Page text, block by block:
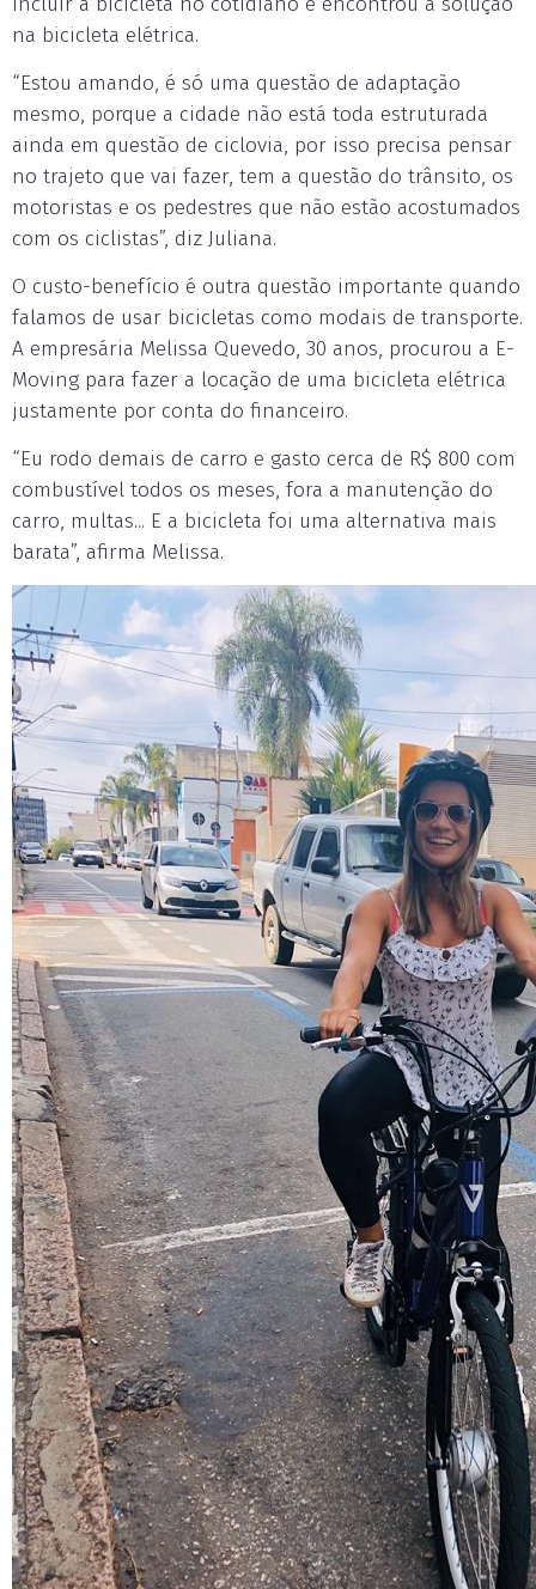
na bicicleta elétrica.
“Estou amando, é só uma questão de adaptação
mesmo, porque a cidade não está toda estruturada
ainda em questão de ciclovia, por isso precisa pensar
no trajeto que vai fazer, tem a questão do trânsito, os
motoristas e os pedestres que não estão acostumados
com os ciclistas”, diz Juliana.
O custo-benefício é outra questão importante quando
falamos de usar bicicletas como modais de transporte.
A empresária Melissa Quevedo, 30 anos, procurou a E-
Moving para fazer a locação de uma bicicleta elétrica
justamente por conta do financeiro.
“Eu rodo demais de carro e gasto cerca de R$ 800 com
combustível todos os meses, fora a manutenção do
carro, multas... E a bicicleta foi uma alternativa mais
barata”, afirma Melissa.